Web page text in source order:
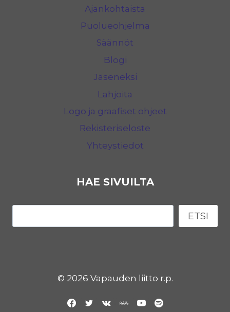
Ajankohtaista
Puolueohjelma
Säännöt
Blogi
Jäseneksi
Lahjoita
Logo ja graafiset ohjeet
Rekisteriseloste
Yhteystiedot
HAE SIVUILTA
ETSI
© 2026 Vapauden liitto r.p.